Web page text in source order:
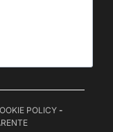
POLICY-